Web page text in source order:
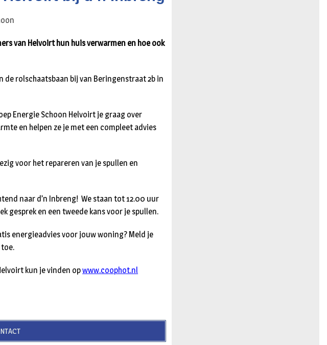
van Helvoirt hun huis verwarmen en hoe ook
de rolschaatsbaan bij van Beringenstraat 2b in
Energie Schoon Helvoirt je graag over
en helpen ze je met een compleet advies
voor het repareren van je spullen en
naar d’n Inbreng! We staan tot 12.00 uur
gesprek en een tweede kans voor je spullen.
energieadvies voor jouw woning? Meld je
kun je vinden opwww.coophot.nl